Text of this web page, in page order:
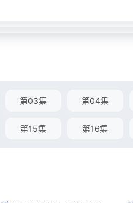
第03集 第04集
第15集 第16集